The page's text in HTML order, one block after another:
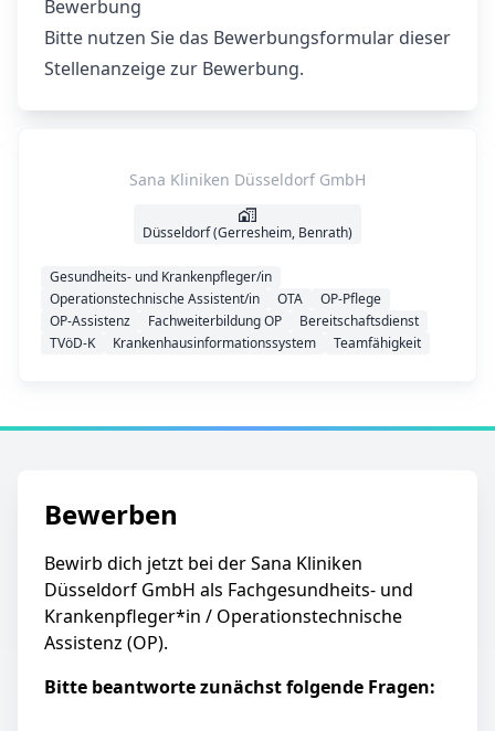
Bewerbung
Bitte nutzen Sie das Bewerbungsformular dieser
Stellenanzeige zur Bewerbung.
Sana Kliniken Düsseldorf GmbH
Düsseldorf (Gerresheim, Benrath)
Gesundheits- und Krankenpfleger/in
Operationstechnische Assistent/in
OTA
OP-Pflege
OP-Assistenz
Fachweiterbildung OP
Bereitschaftsdienst
TVöD-K
Krankenhausinformationssystem Teamfähigkeit
Bewerben
Bewirb dich jetzt bei der Sana Kliniken
Düsseldorf GmbH als Fachgesundheits- und
Krankenpfleger*in / Operationstechnische
Assistenz (OP).
Bitte beantworte zunächst folgende Fragen: